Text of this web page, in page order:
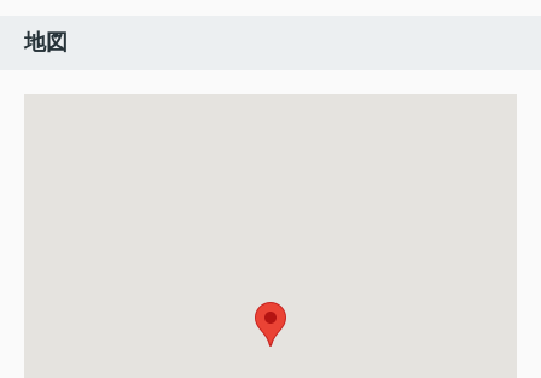
地図